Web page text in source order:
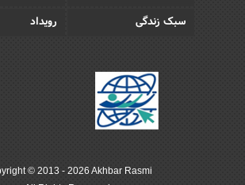
سبک زندگی
رویداد
© 2013 - 2026 Akhbar Rasmi